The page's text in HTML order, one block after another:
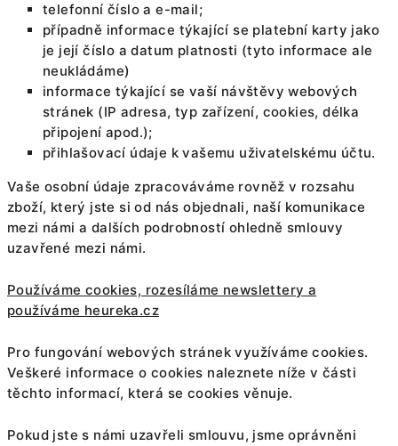
telefonní číslo a e-mail;
případně informace týkající se platební karty jako
je její číslo a datum platnosti (tyto informace ale
neukládáme)
informace týkající se vaší návštěvy webových
stránek (IP adresa, typ zařízení, cookies, délka
připojení apod.);
přihlašovací údaje k vašemu uživatelskému účtu.
Vaše osobní údaje zpracováváme rovněž v rozsahu
zboží, který jste si od nás objednali, naší komunikace
mezi námi a dalších podrobností ohledně smlouvy
uzavřené mezi námi.
Používáme cookies, rozesíláme newslettery a
používáme heureka.cz
Pro fungování webových stránek využíváme cookies.
Veškeré informace o cookies naleznete níže v části
těchto informací, která se cookies věnuje.
Pokud jste s námi uzavřeli smlouvu, jsme oprávněni